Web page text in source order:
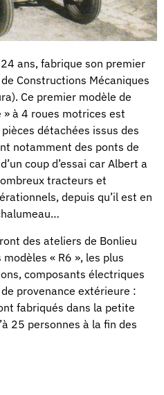
ans, fabrique son premier
Constructions Mécaniques
Ce premier modèle de
à 4 roues motrices est
détachées issus des
notamment des ponts de
coup d’essai car Albert a
tracteurs et
depuis qu’il est en
des ateliers de Bonlieu
« R6 », les plus
composants électriques
provenance extérieure :
fabriqués dans la petite
25 personnes à la fin des